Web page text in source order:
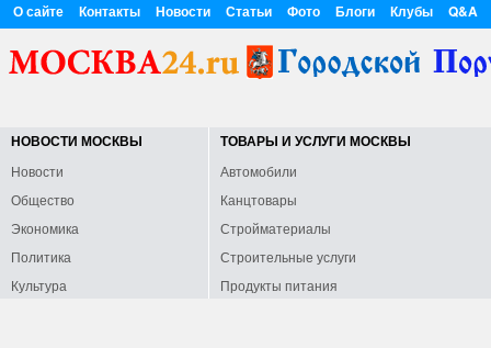
О сайте Контакты Новости Статьи Фото Блоги Клубы Q&A
НОВОСТИ МОСКВЫ
Новости
Общество
Экономика
Политика
Культура
ТОВАРЫ И УСЛУГИ МОСКВЫ
Автомобили
Канцтовары
Стройматериалы
Строительные услуги
Продукты питания